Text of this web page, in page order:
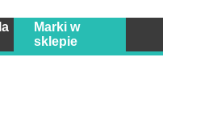
Marki w
sklepie